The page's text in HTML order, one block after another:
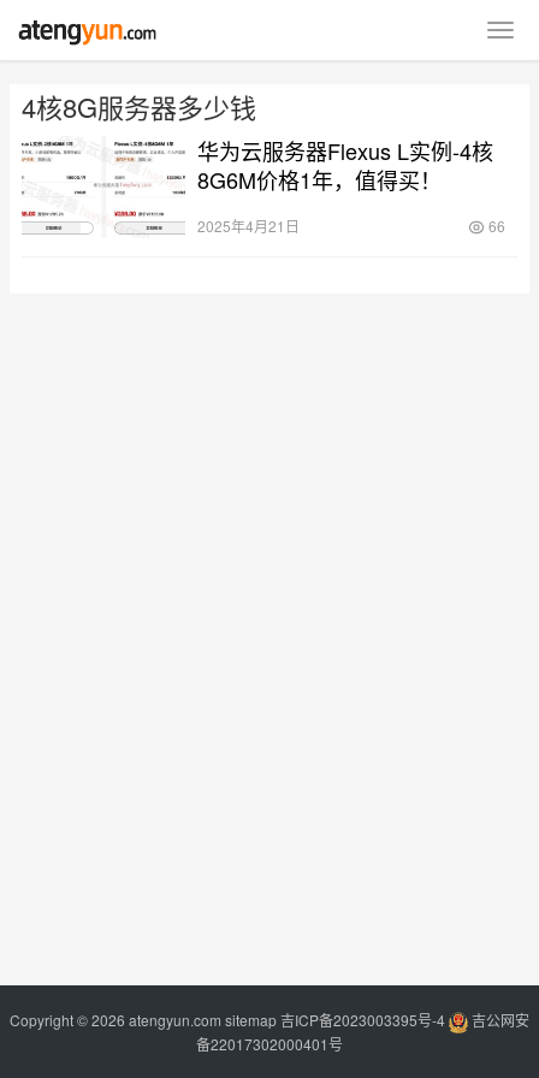
4核8G服务器多少钱
华为云服务器Flexus L实例-4核
8G6M价格1年，值得买！
2025年4月21日 66
Copyright © 2026 atengyun.com sitemap吉ICP备2023003395号-4
吉公网安
备22017302000401号